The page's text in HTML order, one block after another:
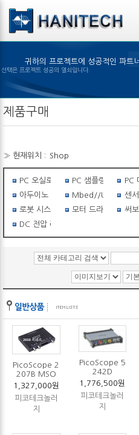
본문 바로가기
귀하의 프로젝트에 성공적인 파트
은 제품의 선택은 프로젝트 성공의 열쇠입니다.
제품구매
» 현재위치 : Shop
PC 오실로스코프PC 샘플링스코프PC
아두이노 세상
Mbed//USB I/O센서
로봇 시스템
모터 드라이버 써
DC 전압 레귤레이터
PicoScope 2
207B MSO
1,327,000원
피코테크놀러
지
PicoScope 5
242D
1,776,500원
피코테크놀러
지